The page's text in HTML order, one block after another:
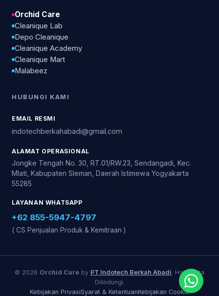
Orchid Care
Cleanique Lab
Depo Cleanique
Cleanique Academy
Cleanique Mart
Malabeez
HUBUNGI KAMI
EMAIL RESMI
indotechberkahabadi@gmail.com
ALAMAT OPERASIONAL
Jongke Tengah No. 30, RT.01/RW.23, Sendangadi, Kec.
Mlati, Kabupaten Sleman, Daerah Istimewa Yogyakarta
55285
LAYANAN WHATSAPP
+62 855-5947-4797
( CS Penjualan Produk & Kemitraan )
© 2026 Orchid Care by PT Indotech Berkah Abadi. Hak Cipta
Dilindungi.
Kebijakan PrivasiSyarat & KetentuanKebijakan Cookie